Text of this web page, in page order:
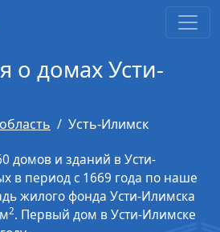
о домах Усти-
Усть-Илимск
домов и зданий в Усти-
в период с 1669 года по наше
жилого фонда Усти-Илимска
2. Первый дом в Усти-Илимске